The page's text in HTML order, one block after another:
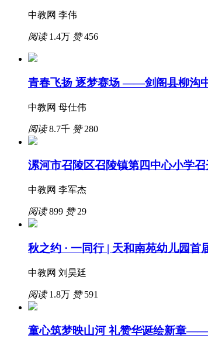
中教网 李伟
阅读1.4万 赞456
青春飞扬 逐梦赛场 ——剑阁县柳沟
中教网 母仕伟
阅读8.7千 赞280
漯河市召陵区召陵镇第四中心小学
中教网 李军杰
阅读899 赞29
秋之约 · 一同行 | 天和南苑幼儿园
中教网 刘昊廷
阅读1.8万 赞591
童心筑梦映山河 礼赞华诞绘新章